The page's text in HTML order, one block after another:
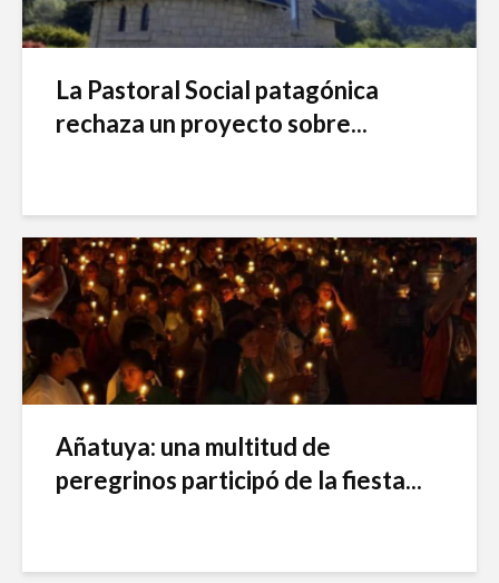
La Pastoral Social patagónica
rechaza un proyecto sobre...
Añatuya: una multitud de
peregrinos participó de la fiesta...